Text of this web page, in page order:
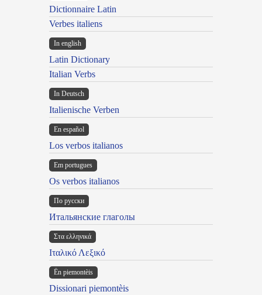
Dictionnaire Latin
Verbes italiens
In english
Latin Dictionary
Italian Verbs
In Deutsch
Italienische Verben
En español
Los verbos italianos
Em portugues
Os verbos italianos
По русски
Итальянские глаголы
Στα ελληνικά
Ιταλικό Λεξικό
Ën piemontèis
Dissionari piemontèis